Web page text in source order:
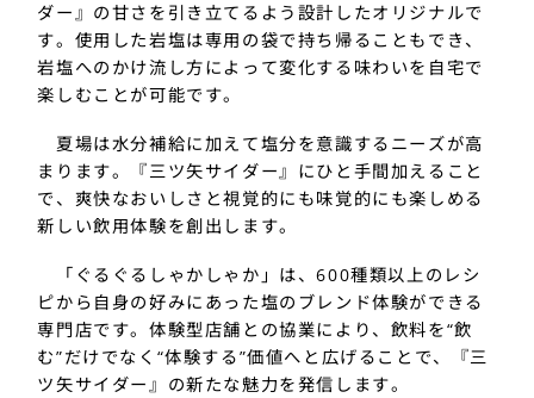
ダー』の甘さを引き立てるよう設計したオリジナルで
す。使用した岩塩は専用の袋で持ち帰ることもでき、
岩塩へのかけ流し方によって変化する味わいを自宅で
楽しむことが可能です。
夏場は水分補給に加えて塩分を意識するニーズが高
まります。『三ツ矢サイダー』にひと手間加えること
で、爽快なおいしさと視覚的にも味覚的にも楽しめる
新しい飲用体験を創出します。
「ぐるぐるしゃかしゃか」は、600種類以上のレシ
ピから自身の好みにあった塩のブレンド体験ができる
専門店です。体験型店舗との協業により、飲料を“飲
む”だけでなく“体験する”価値へと広げることで、『三
ツ矢サイダー』の新たな魅力を発信します。